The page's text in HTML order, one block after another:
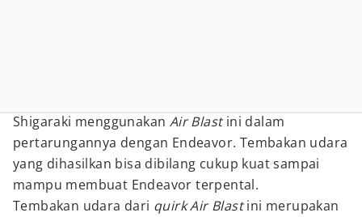
Shigaraki menggunakan Air Blastini dalam
pertarungannya dengan Endeavor. Tembakan udara
yang dihasilkan bisa dibilang cukup kuat sampai
mampu membuat Endeavor terpental.
Tembakan udara dari quirkAir Blastini merupakan